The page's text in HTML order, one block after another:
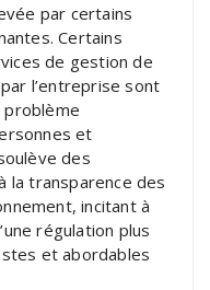
par certains
Certains
de gestion de
l’entreprise sont
problème
et
des
la transparence des
incitant à
régulation plus
et abordables